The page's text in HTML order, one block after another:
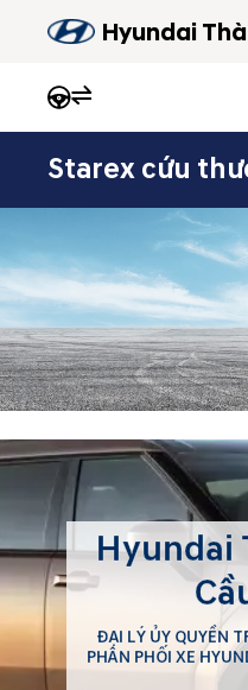
Hyundai
Starex cứu
Hyundai
ĐẠI LÝ ỦY QUYỀN
PHÂN PHỐI XE